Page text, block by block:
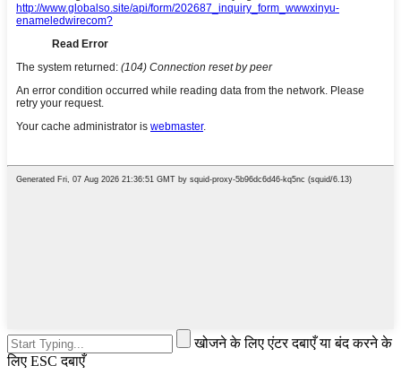
खोजने के लिए एंटर दबाएँ या बंद करने के
लिए ESC दबाएँ